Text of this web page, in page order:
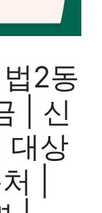
2동
| 신
대상
|